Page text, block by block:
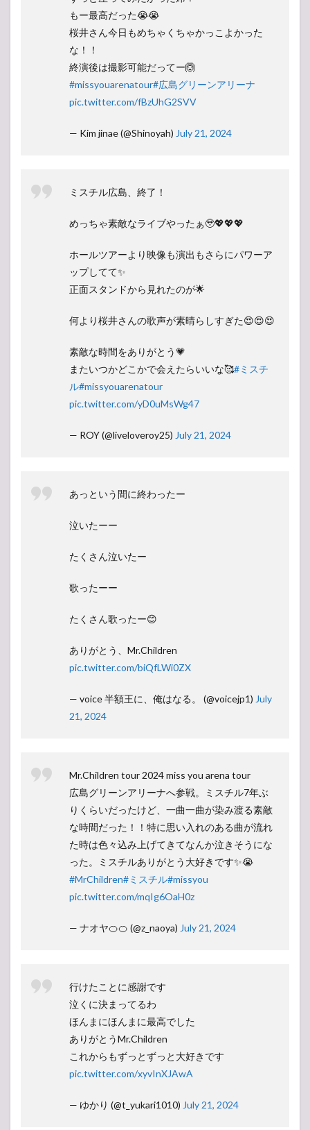
もー最高だった😭😭
桜井さん今日もめちゃくちゃかっこよかった
な！！
終演後は撮影可能だってー🙆
#missyouarenatour#広島グリーンアリーナ
pic.twitter.com/fBzUhG2SVV
— Kim jinae (@Shinoyah) July 21, 2024
ミスチル広島、終了！
めっちゃ素敵なライブやったぁ🥹💖💖💖
ホールツアーより映像も演出もさらにパワーア
ップしてて✨
正面スタンドから見れたのが🌟
何より桜井さんの歌声が素晴らしすぎた😍😍😍
素敵な時間をありがとう💗
またいつかどこかで会えたらいいな🥰#ミスチ
ル#missyouarenatour
pic.twitter.com/yD0uMsWg47
— ROY (@liveloveroy25) July 21, 2024
あっという間に終わったー
泣いたーー
たくさん泣いたー
歌ったーー
たくさん歌ったー😊
ありがとう、Mr.Children
pic.twitter.com/biQfLWi0ZX
— voice 半額王に、俺はなる。 (@voicejp1) July
21, 2024
Mr.Children tour 2024 miss you arena tour
広島グリーンアリーナへ参戦。ミスチル7年ぶ
りくらいだったけど、一曲一曲が染み渡る素敵
な時間だった！！特に思い入れのある曲が流れ
た時は色々込み上げてきてなんか泣きそうにな
った。ミスチルありがとう大好きです✨😭
#MrChildren#ミスチル#missyou
pic.twitter.com/mqIg6OaH0z
— ナオヤ🍊🍊 (@z_naoya) July 21, 2024
行けたことに感謝です
泣くに決まってるわ
ほんまにほんまに最高でした
ありがとうMr.Children
これからもずっとずっと大好きです
pic.twitter.com/xyvInXJAwA
— ゆかり (@t_yukari1010) July 21, 2024